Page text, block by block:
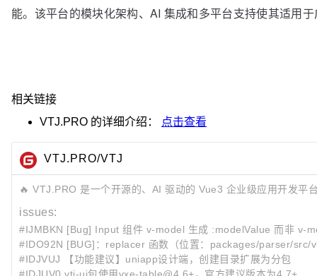
能。该平台的模块化架构、AI 集成和多平台支持使其适用
相关链接
VTJ.PRO 的详细介绍： 点击查看
VTJ.PRO/VTJ
🔥 VTJ.PRO 是一个开源的、AI 驱动的 Vue3 企业级应用开发平
issues:
#IJMBKN [Bug] Input 组件 v-model 生成 :modelValue 而非 v-
#IDO92N [BUG]：replacer 函数（位置：packages/parser/src/
#IDJVUJ 【功能建议】uniapp设计端，创建目录扩展为分包